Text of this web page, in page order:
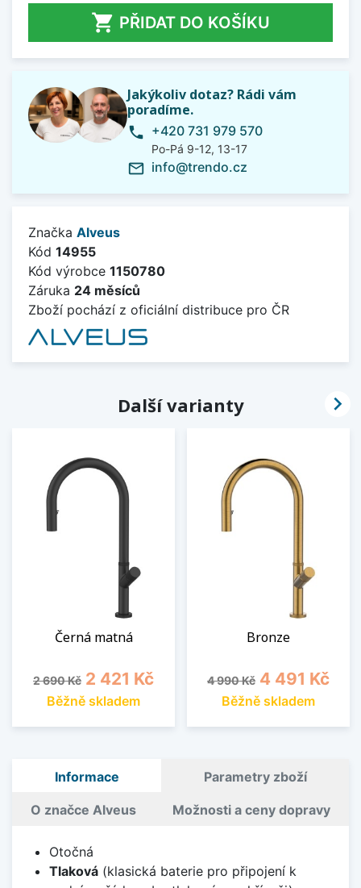
 PŘIDAT DO KOŠÍKU
Jakýkoliv dotaz? Rádi vám
poradíme.
phone +420 731 979 570
Po-Pá 9-12, 13-17
mail_outline info@trendo.cz
Značka Alveus
Kód 14955
Kód výrobce 1150780
Záruka 24 měsíců
Zboží pochází z oficiální distribuce pro ČR
Další varianty
Černá matná
Běžná cena
2 690 Kč Cena
2 421 Kč
Běžně skladem
Bronze
Běžná cena
4 990 Kč Cena
4 491 Kč
Běžně skladem

Informace Parametry zboží
O značce Alveus Možnosti a ceny dopravy
Otočná
Tlaková(klasická baterie pro připojení k